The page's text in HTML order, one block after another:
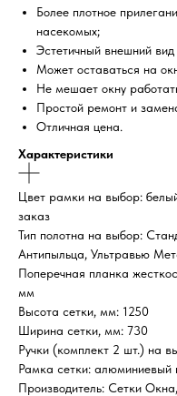
Более плотное
насекомых;
Эстетичный внешний
Может оставаться на
Не мешает окну
Простой ремонт и
Отличная цена.
Характеристики
Цвет рамки на выбор:
заказ
Тип полотна на выбор:
Антипыльца, Ультравью
Поперечная планка
мм
Высота сетки, мм: 1250
Ширина сетки, мм: 730
Ручки (комплект 2 шт.) на
Рамка сетки:
Производитель: Сетки